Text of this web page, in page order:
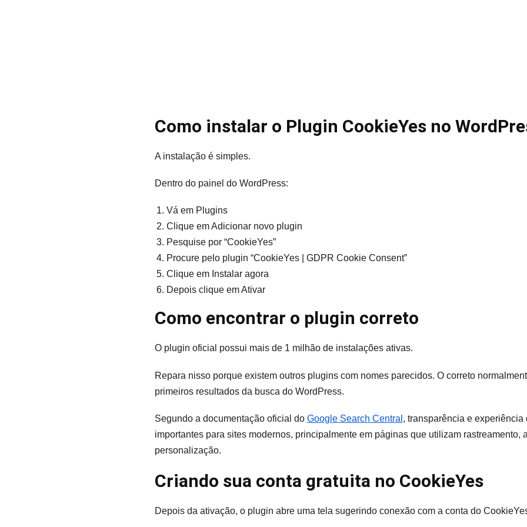
Como instalar o Plugin CookieYes no
A instalação é simples.
Dentro do painel do WordPress:
Vá em Plugins
Clique em Adicionar novo plugin
Pesquise por “CookieYes”
Procure pelo plugin “CookieYes | GDPR Cookie Consent”
Clique em Instalar agora
Depois clique em Ativar
Como encontrar o plugin correto
O plugin oficial possui mais de 1 milhão de instalações ativas.
Repara nisso porque existem outros plugins com nomes parecidos. O correto
primeiros resultados da busca do WordPress.
Segundo a documentação oficial do Google Search Central , transparência e experiência
importantes para sites modernos, principalmente em páginas que utilizam rastreamento,
personalização.
Criando sua conta gratuita no CookieYes
Depois da ativação, o plugin abre uma tela sugerindo conexão com a conta do